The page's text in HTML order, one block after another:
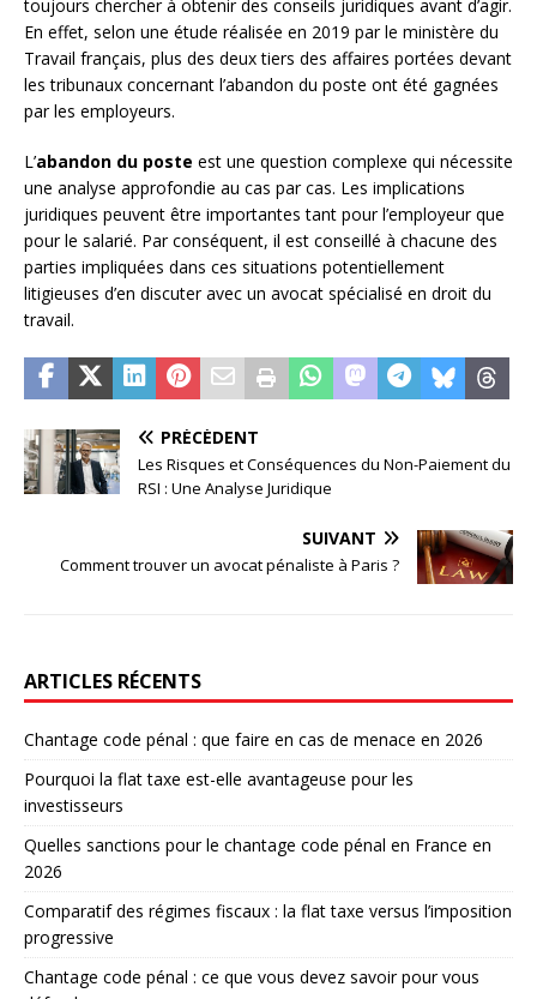
toujours chercher à obtenir des conseils juridiques avant d’agir.
En effet, selon une étude réalisée en 2019 par le ministère du
Travail français, plus des deux tiers des affaires portées devant
les tribunaux concernant l’abandon du poste ont été gagnées
par les employeurs.
L’abandon du poste est une question complexe qui nécessite
une analyse approfondie au cas par cas. Les implications
juridiques peuvent être importantes tant pour l’employeur que
pour le salarié. Par conséquent, il est conseillé à chacune des
parties impliquées dans ces situations potentiellement
litigieuses d’en discuter avec un avocat spécialisé en droit du
travail.
PRÉCÉDENT
Les Risques et Conséquences du Non-Paiement du
RSI : Une Analyse Juridique
SUIVANT
Comment trouver un avocat pénaliste à Paris ?
ARTICLES RÉCENTS
Chantage code pénal : que faire en cas de menace en 2026
Pourquoi la flat taxe est-elle avantageuse pour les
investisseurs
Quelles sanctions pour le chantage code pénal en France en
2026
Comparatif des régimes fiscaux : la flat taxe versus l’imposition
progressive
Chantage code pénal : ce que vous devez savoir pour vous